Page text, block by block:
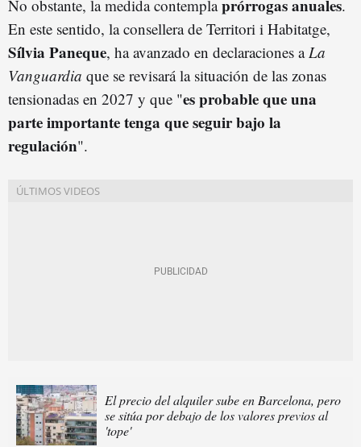
No obstante, la medida contemplaprórrogas anuales.
En este sentido, la consellera de Territori i Habitatge,
Sílvia Paneque, ha avanzado en declaraciones aLa
Vanguardia que se revisará la situación de las zonas
tensionadas en 2027 y que "esprobable que una
parte importante tenga que seguir bajo la
regulación".
El precio del alquiler sube en Barcelona, pero
se sitúa por debajo de los valores previos al
'tope'